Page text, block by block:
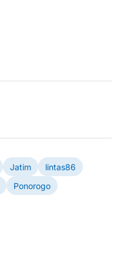
Jatim
lintas86
Ponorogo